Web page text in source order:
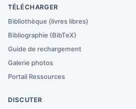
TÉLÉCHARGER
Bibliothèque (livres libres)
Bibliographie (BibTeX)
Guide de rechargement
Galerie photos
Portail Ressources
DISCUTER